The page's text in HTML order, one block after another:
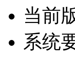
当前
系统